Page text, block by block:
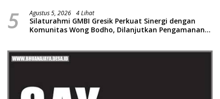
5 Agustus 5, 2026 4 Lihat
Silaturahmi GMBI Gresik Perkuat Sinergi dengan
Komunitas Wong Bodho, Dilanjutkan Pengamanan